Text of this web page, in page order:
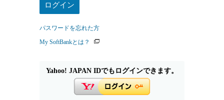
パスワードを忘れた方
My SoftBankとは？
Yahoo! JAPAN IDでもログインできます。